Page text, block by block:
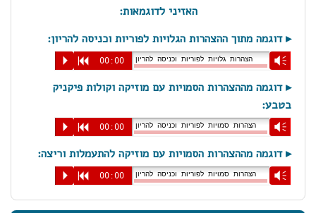
האזיני לדוגמאות:
▸ דוגמה מתוך ההצהרות הגלויות לפוריות וכניסה להריון:
Vm הצהרות גלויות לפוריות וכניסה להריון 00:00
R
P
▸ דוגמה מההצהרות הסמויות עם מוזיקה וקולות פיקניק
בטבע:
Vm הצהרות סמויות לפוריות וכניסה להריון 00:00
R
P
▸ דוגמה מההצהרות הסמויות עם מוזיקה להתעמלות וריצה:
Vm הצהרות סמויות לפוריות וכניסה להריון 00:00
R
P